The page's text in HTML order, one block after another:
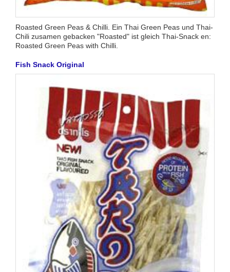
Roasted Green Peas & Chilli. Ein Thai Green Peas und Thai-
Chili zusamen gebacken "Roasted" ist gleich Thai-Snack en:
Roasted Green Peas with Chilli.
Fish Snack Original